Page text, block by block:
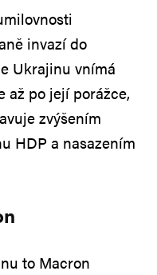
invazí do
Ukrajinu vnímá
až po její porážce,
zvýšením
HDP a nasazením
to Macron